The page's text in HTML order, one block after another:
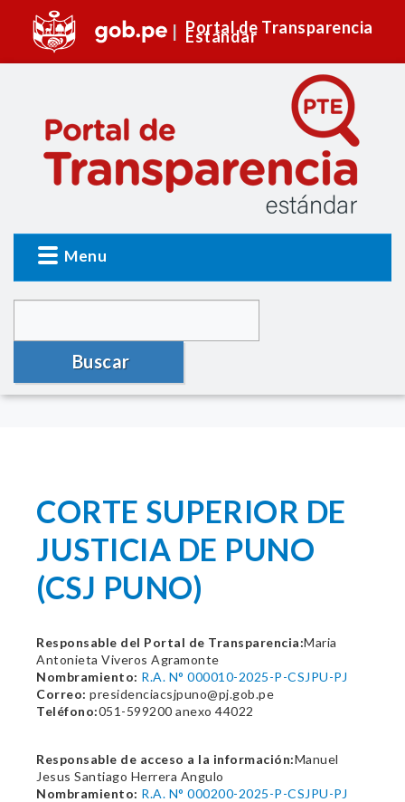
Portal de Transparencia
Estándar
Menu
Buscar
CORTE SUPERIOR DE
JUSTICIA DE PUNO
(CSJ PUNO)
Responsable del Portal de Transparencia:Maria
Antonieta Viveros Agramonte
Nombramiento: R.A. N° 000010-2025-P-CSJPU-PJ
Correo: presidenciacsjpuno@pj.gob.pe
Teléfono:051-599200 anexo 44022
Responsable de acceso a la información:Manuel
Jesus Santiago Herrera Angulo
Nombramiento: R.A. N° 000200-2025-P-CSJPU-PJ